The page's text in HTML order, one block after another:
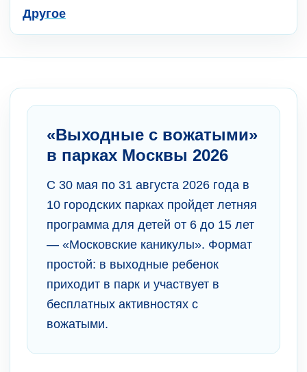
Другое
«Выходные с вожатыми»
в парках Москвы 2026
С 30 мая по 31 августа 2026 года в
10 городских парках пройдет летняя
программа для детей от 6 до 15 лет
— «Московские каникулы». Формат
простой: в выходные ребенок
приходит в парк и участвует в
бесплатных активностях с
вожатыми.